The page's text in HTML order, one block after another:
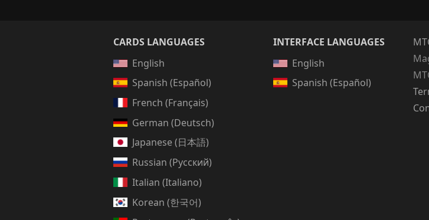
CARDS LANGUAGES
English
Spanish (Español)
French (Français)
German (Deutsch)
Japanese (日本語)
Russian (Русский)
Italian (Italiano)
Korean (한국어)
INTERFACE LANGUAGES
English
Spanish (Español)